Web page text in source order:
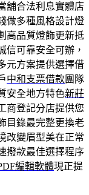
舖合法利息實體店
做多種風格設計燈
高品質燈飾更新抵
信可靠安全可辦，
元方案提供選擇借
中和支票借款團隊
安全地方特色新莊
商登記分店提供您
目錄最完整更換老
改變眉型美在正常
撥款最佳選擇程序
編輯軟體現正提